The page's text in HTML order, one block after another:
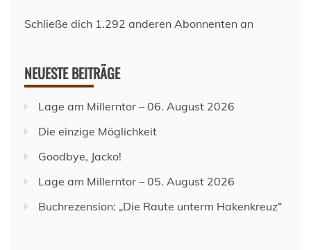
Schließe dich 1.292 anderen Abonnenten an
NEUESTE BEITRÄGE
Lage am Millerntor – 06. August 2026
Die einzige Möglichkeit
Goodbye, Jacko!
Lage am Millerntor – 05. August 2026
Buchrezension: „Die Raute unterm Hakenkreuz“